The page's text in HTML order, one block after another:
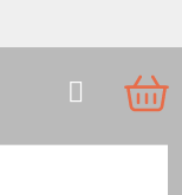
Hledat